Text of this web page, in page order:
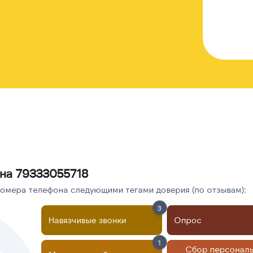
79333055718
телефона следующими тегами доверия (по отзывам):
Навязчивые звонки
3
Опрос
1
Сбор